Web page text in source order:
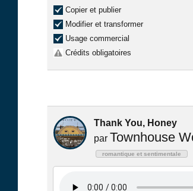
Copier et publier
Modifier et transformer
Usage commercial
Crédits obligatoires
Thank You, Honey
par Townhouse
romantique et sentimentale